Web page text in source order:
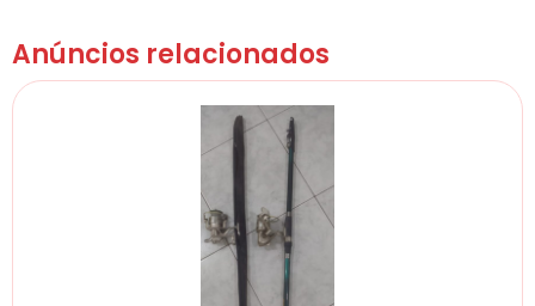
Anúncios relacionados